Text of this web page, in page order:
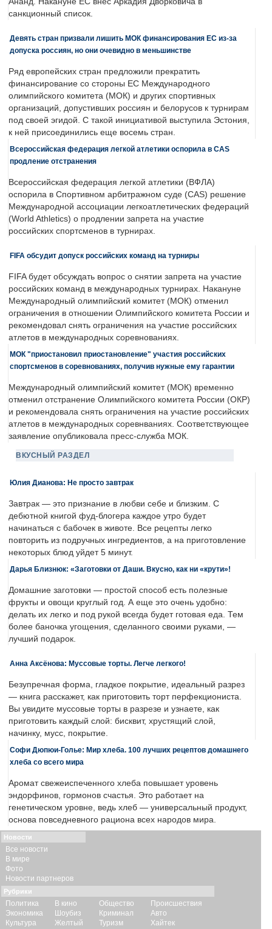
санкционный список.
Девять стран призвали лишить МОК финансирования ЕС из-за
допуска россиян, но они очевидно в меньшинстве
Ряд европейских стран предложили прекратить
финансирование со стороны ЕС Международного
олимпийского комитета (МОК) и других спортивных
организаций, допустивших россиян и белорусов к турнирам
под своей эгидой. С такой инициативой выступила Эстония,
к ней присоединились еще восемь стран.
Всероссийская федерация легкой атлетики оспорила в CAS
продление отстранения
Всероссийская федерация легкой атлетики (ВФЛА)
оспорила в Спортивном арбитражном суде (CAS) решение
Международной ассоциации легкоатлетических федераций
(World Athletics) о продлении запрета на участие
российских спортсменов в турнирах.
FIFA обсудит допуск российских команд на турниры
FIFA будет обсуждать вопрос о снятии запрета на участие
российских команд в международных турнирах. Накануне
Международный олимпийский комитет (МОК) отменил
ограничения в отношении Олимпийского комитета России и
рекомендовал снять ограничения на участие российских
атлетов в международных соревнованиях.
МОК "приостановил приостановление" участия российских
спортсменов в соревнованиях, получив нужные ему гарантии
Международный олимпийский комитет (МОК) временно
отменил отстранение Олимпийского комитета России (ОКР)
и рекомендовала снять ограничения на участие российских
атлетов в международных соревнваниях. Соответствующее
заявление опубликовала пресс-служба МОК.
ВКУСНЫЙ РАЗДЕЛ
Юлия Дианова: Не просто завтрак
Завтрак — это признание в любви себе и близким. С
дебютной книгой фуд-блогера каждое утро будет
начинаться с бабочек в животе. Все рецепты легко
повторить из подручных ингредиентов, а на приготовление
некоторых блюд уйдет 5 минут.
Дарья Близнюк: «Заготовки от Даши. Вкусно, как ни «крути»!
Домашние заготовки — простой способ есть полезные
фрукты и овощи круглый год. А еще это очень удобно:
делать их легко и под рукой всегда будет готовая еда. Тем
более баночка угощения, сделанного своими руками, —
лучший подарок.
Анна Аксёнова: Муссовые торты. Легче легкого!
Безупречная форма, гладкое покрытие, идеальный разрез
— книга расскажет, как приготовить торт перфекциониста.
Вы увидите муссовые торты в разрезе и узнаете, как
приготовить каждый слой: бисквит, хрустящий слой,
начинку, мусс, покрытие.
Софи Дюпюи-Голье: Мир хлеба. 100 лучших рецептов домашнего
хлеба со всего мира
Аромат свежеиспеченного хлеба повышает уровень
эндорфинов, гормонов счастья. Это работает на
генетическом уровне, ведь хлеб — универсальный продукт,
основа повседневного рациона всех народов мира.
Новости
Все новости
В мире
Фото
Новости партнеров
Рубрики
Политика
Экономика
Культура
В кино
Шоубиз
Желтый
Общество
Криминал
Туризм
Происшествия
Авто
Хайтек